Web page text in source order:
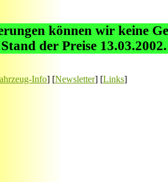
können wir keine
der Preise 13.03.2002.
Info] [Newsletter] [Links]